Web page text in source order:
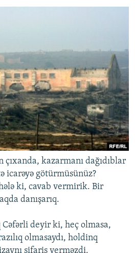
çıxanda, kazarmanı dağıdıblar
icarəyə götürmüsünüz?
ki, cavab vermirik. Bir
danışarıq.
deyir ki, heç olmasa,
olmasaydı, holdinq
sifariş verməzdi.